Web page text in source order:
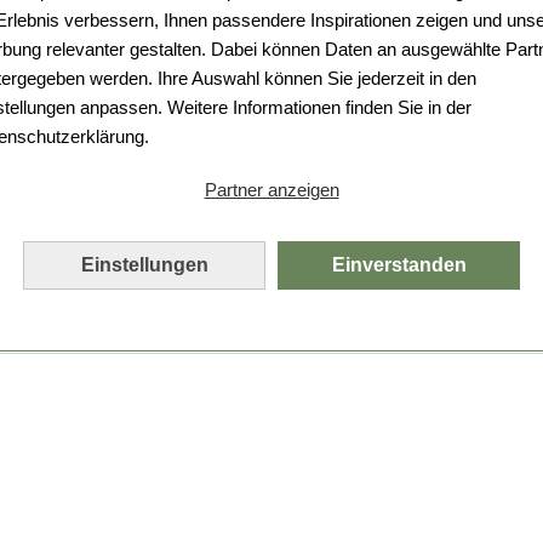
verbessern, Ihnen passendere Inspirationen zeigen und
relevanter gestalten. Dabei können Daten an ausgewählte
werden. Ihre Auswahl können Sie jederzeit in den
anpassen. Weitere Informationen finden Sie in der
Partner anzeigen
Einstellungen Einverstanden
Da ist etwas schiefgelaufen.
Leider ist ein technischer Fehler aufgetreten.
Bitte laden Sie die Seite neu.